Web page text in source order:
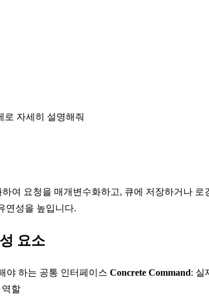
로 자세히 설명해줘
여 요청을 매개변수화하고, 큐에 저장하거나
연성을 높입니다.
요소
야 하는 공통 인터페이스 Concrete Command: 실
역할